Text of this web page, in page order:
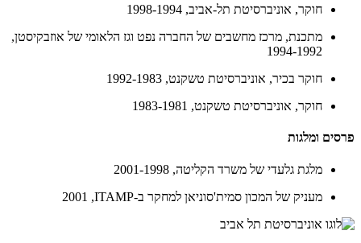
חוקר, אוניברסיטת תל-אביב, 1998-1994
מתכנת, מרכז מחשבים של החברה נפט וגז הלאומי של אוזבקיסטן,
1994-1992
חוקר בכיר, אוניברסיטת טשקנט, 1992-1983
חוקר, אוניברסיטת טשקנט, 1983-1981
פרסים ומלגות
מלגת גלעדי של משרד הקליטה, 2001-1998
מעניק של המכון סמית'סוניאן למחקר ב-ITAMP‏, 2001